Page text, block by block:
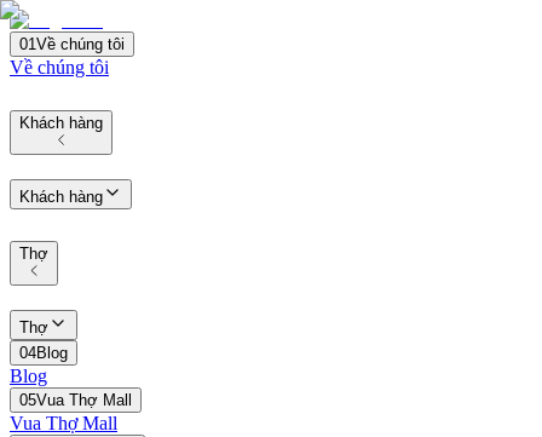
01Về chúng tôi
Về chúng tôi
Khách hàng
Khách hàng
Thợ
Thợ
04Blog
Blog
05Vua Thợ Mall
Vua Thợ Mall